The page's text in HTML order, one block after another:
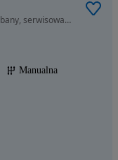
1248 cm3 • 84 KM • Hyundai i20 2018 rok, zadbany, serwisowany, niski przebieg
Manualna